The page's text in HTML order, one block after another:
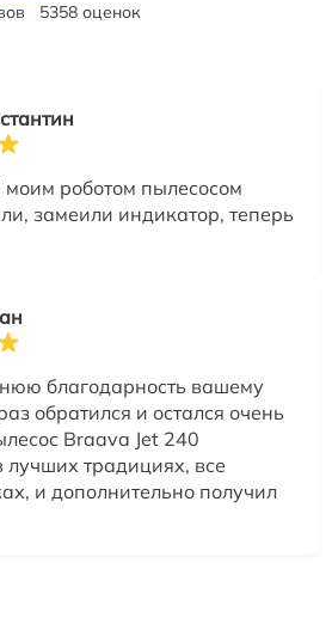
5358 оценок
роботом пылесосом
замеили индикатор, теперь
благодарность вашему
обратился и остался очень
Braava Jet 240
лучших традициях, все
и дополнительно получил